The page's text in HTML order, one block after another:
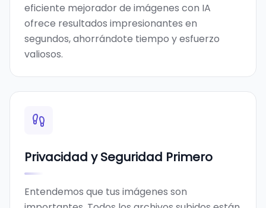
eficiente mejorador de imágenes con IA
ofrece resultados impresionantes en
segundos, ahorrándote tiempo y esfuerzo
valiosos.
Privacidad y Seguridad Primero
Entendemos que tus imágenes son